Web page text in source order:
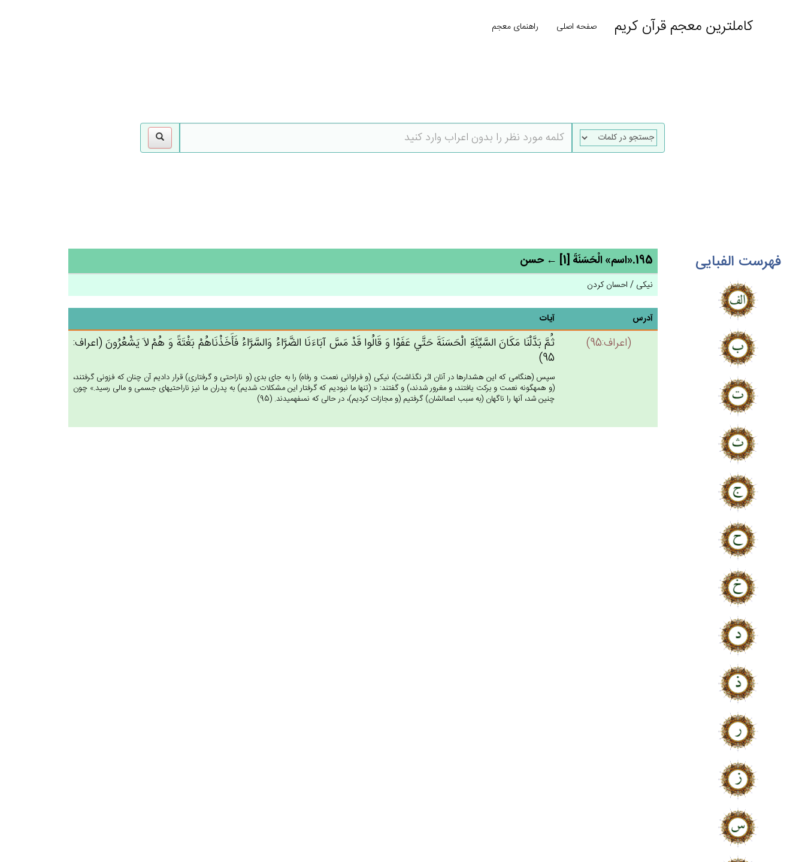
کاملترین معجم قرآن کریم صفحه اصلی راهنمای معجم
فهرست الفبایی 195.«اسم» الْحَسَنَة‌َ [1] ← حسن
نیکی / احسان کردن
آدرس آیات
(اعراف:95)
ثُم‌َّ بَدَّلْنَا مَكَان‌َ السَّيِّئَة‌ِ الْحَسَنَة‌َ حَتَّي‌ عَفَوْا وَ قَالُوا قَدْ مَس‌َّ آبَاءَنَا الضَّرَّاءُ وَالسَّرَّاءُ فَأَخَذْنَاهُم‌ْ بَغْتَة‌ً وَ هُم‌ْ لاَ يَشْعُرُون‌َ (اعراف:
95)
سپس (هنگامى كه اين هشدارها در آنان اثر نگذاشت)، نيكى (و فراوانى نعمت و رفاه) را به جاى بدى (و ناراحتى و گرفتارى) قرار داديم آن چنان كه فزونى گرفتند،
(و همه‏گونه نعمت و بركت يافتند، و مغرور شدند،) و گفتند: « (تنها ما نبوديم كه گرفتار اين مشكلات شديم) به پدران ما نيز ناراحتيهاى جسمى و مالى رسيد.» چون
چنين شد، آنها را ناگهان (به سبب اعمالشان) گرفتيم (و مجازات كرديم)، در حالى كه نمى‏فهميدند. (95)